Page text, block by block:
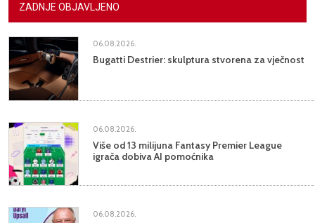
ZADNJE OBJAVLJENO
06.08.2026.
Bugatti Destrier: skulptura stvorena za vječnost
06.08.2026.
Više od 13 milijuna Fantasy Premier League
igrača dobiva AI pomoćnika
06.08.2026.